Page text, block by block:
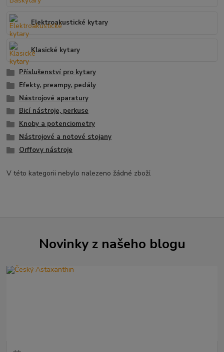
Elektroakustické kytary
Klasické kytary
Příslušenství pro kytary
Efekty, preampy, pedály
Nástrojové aparatury
Bicí nástroje, perkuse
Knoby a potenciometry
Nástrojové a notové stojany
Orffovy nástroje
V této kategorii nebylo nalezeno žádné zboží.
Novinky z našeho blogu